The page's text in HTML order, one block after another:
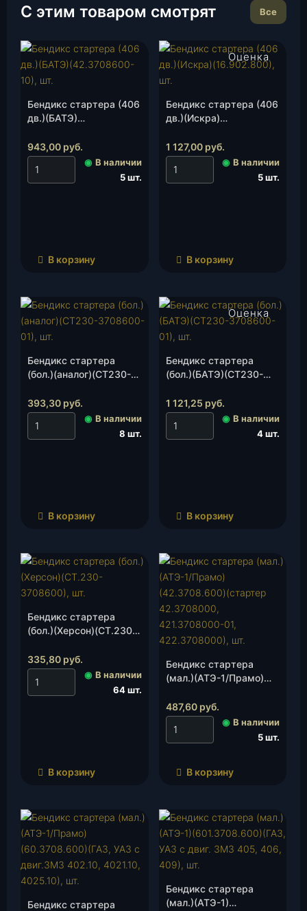
С этим товаром смотрят Все
Бендикс стартера (406
дв.)(БАТЭ)
943,00 руб.
◉ В наличии
5 шт.
В корзину
Бендикс стартера (406
дв.)(Искра)
Оценка
4.50из 5
1 127,00 руб.
◉ В наличии
5 шт.
В корзину
Бендикс стартера
(бол.)(аналог)(СТ230-
393,30 руб.
◉ В наличии
8 шт.
В корзину
Бендикс стартера
(бол.)(БАТЭ)(СТ230-
Оценка
4.00из 5
1 121,25 руб.
◉ В наличии
4 шт.
В корзину
Бендикс стартера
(бол.)(Херсон)(СТ.230-
335,80 руб.
◉ В наличии
64 шт.
В корзину
Бендикс стартера
(мал.)(АТЭ-1/Прамо)
42.3708000,
421.3708000-01,
422.3708000), шт.
487,60 руб.
◉ В наличии
5 шт.
В корзину
Бендикс стартера
Бендикс стартера
(мал.)(АТЭ-1)